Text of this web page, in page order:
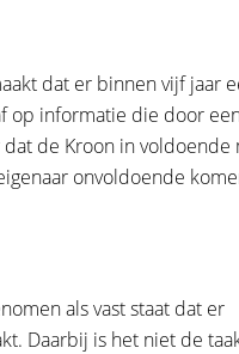
dat er binnen vijf jaar
op informatie die door
de Kroon in voldoende
onvoldoende
als vast staat dat er
Daarbij is het niet de